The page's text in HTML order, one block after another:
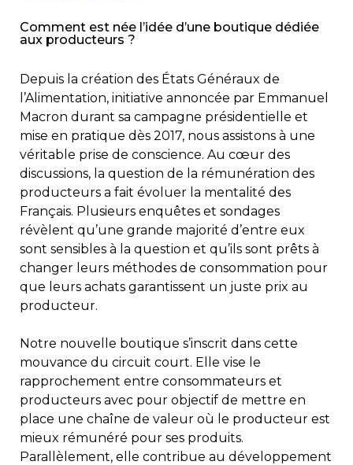
Comment est née l’idée d’une boutique dédiée
aux producteurs ?
Depuis la création des États Généraux de
l’Alimentation, initiative annoncée par Emmanuel
Macron durant sa campagne présidentielle et
mise en pratique dès 2017, nous assistons à une
véritable prise de conscience. Au cœur des
discussions, la question de la rémunération des
producteurs a fait évoluer la mentalité des
Français. Plusieurs enquêtes et sondages
révèlent qu’une grande majorité d’entre eux
sont sensibles à la question et qu’ils sont prêts à
changer leurs méthodes de consommation pour
que leurs achats garantissent un juste prix au
producteur.
Notre nouvelle boutique s’inscrit dans cette
mouvance du circuit court. Elle vise le
rapprochement entre consommateurs et
producteurs avec pour objectif de mettre en
place une chaîne de valeur où le producteur est
mieux rémunéré pour ses produits.
Parallèlement, elle contribue au développement